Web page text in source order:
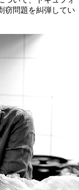
窃問題を糾弾してい